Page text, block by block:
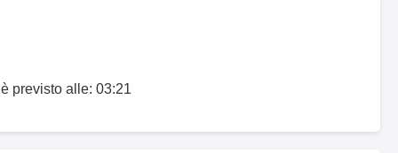
previsto alle: 03:21